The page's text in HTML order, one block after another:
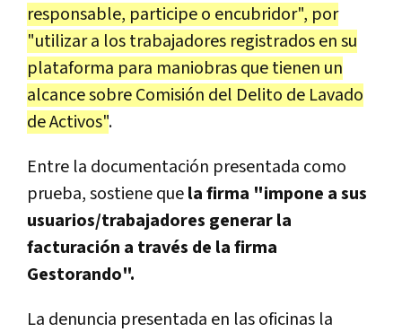
responsable, participe o encubridor", por
"utilizar a los trabajadores registrados en su
plataforma para maniobras que tienen un
alcance sobre Comisión del Delito de Lavado
de Activos".
Entre la documentación presentada como
prueba, sostiene quela firma "impone a sus
usuarios/trabajadores generar la
facturación a través de la firma
Gestorando".
La denuncia presentada en las oficinas la